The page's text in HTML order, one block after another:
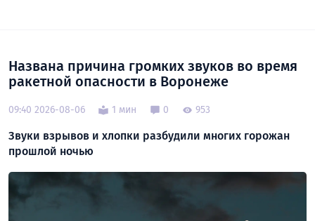
Названа причина громких звуков во время
ракетной опасности в Воронеже
09:40 2026-08-06 1 мин 0 953
Звуки взрывов и хлопки разбудили многих горожан
прошлой ночью